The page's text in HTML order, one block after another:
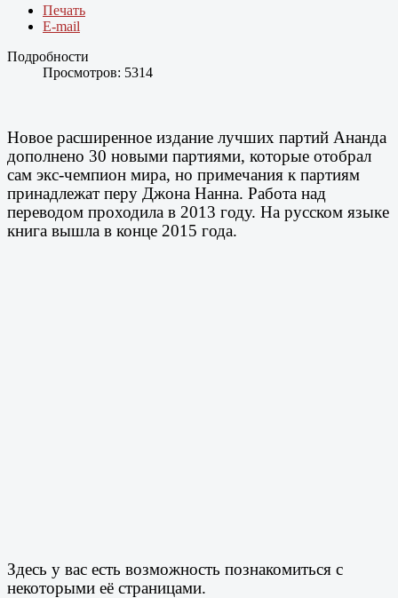
Печать
E-mail
Подробности
Просмотров: 5314
Новое расширенное издание лучших партий Ананда
дополнено 30 новыми партиями, которые отобрал
сам экс-чемпион мира, но примечания к партиям
принадлежат перу Джона Нанна. Работа над
переводом проходила в 2013 году. На русском языке
книга вышла в конце 2015 года.
Здесь у вас есть возможность познакомиться с
некоторыми её страницами.